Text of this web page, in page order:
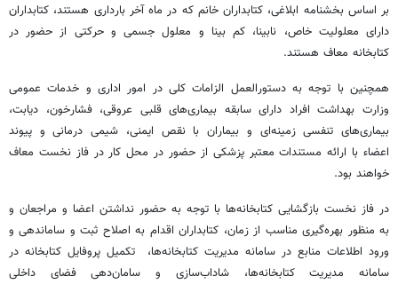
بر اساس بخشنامه ابلاغی، کتابداران خانم که در ماه آخر بارداری هستند، کتابداران
دارای معلولیت خاص، نابینا، کم بینا و معلول جسمی و حرکتی از حضور در
کتابخانه معاف هستند.
همچنین با توجه به دستورالعمل الزامات کلی در امور اداری و خدمات عمومی
وزارت بهداشت افراد دارای سابقه بیماری‌های قلبی عروقی، فشارخون، دیابت،
بیماری‌های تنفسی زمینه‌ای و بیماران با نقص ایمنی، شیمی درمانی و پیوند
اعضاء با ارائه مستندات معتبر پزشکی از حضور در محل کار در فاز نخست معاف
خواهند بود.
در فاز نخست بازگشایی کتابخانه‌ها با توجه به حضور نداشتن اعضا و مراجعان و
به منظور بهره‌گیری مناسب از زمان، کتابداران اقدام به اصلاح ثبت و ساماندهی و
ورود اطلاعات منابع در سامانه مدیریت کتابخانه‌ها، تکمیل پروفایل کتابخانه در
سامانه مدیریت کتابخانه‌ها، شاداب‌سازی و سامان‌دهی فضای داخلی